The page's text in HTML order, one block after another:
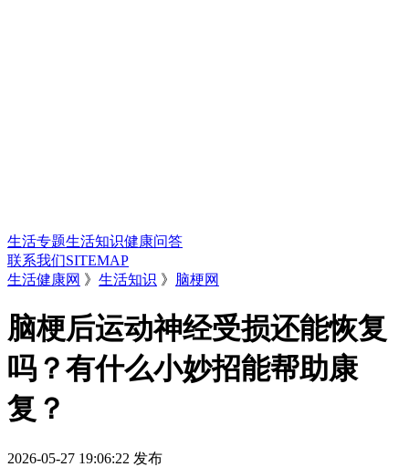
生活专题生活知识健康问答
联系我们SITEMAP
生活健康网 》 生活知识 》 脑梗网
脑梗后运动神经受损还能恢复
吗？有什么小妙招能帮助康
复？
2026-05-27 19:06:22 发布